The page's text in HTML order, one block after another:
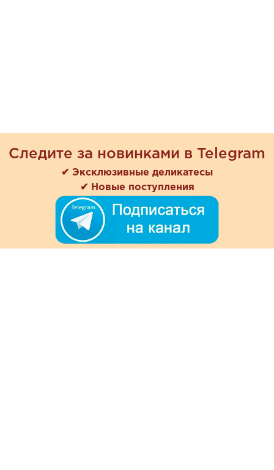
Следите за новинками в Telegram
✔ Эксклюзивные деликатесы
✔ Новые поступления